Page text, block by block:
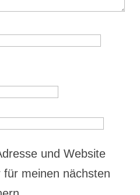
und Website
meinen nächsten